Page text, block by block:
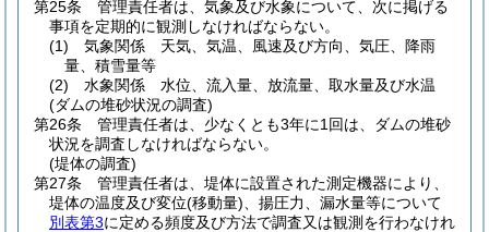
第25条
管理責任者は、気象及び水象について、次に掲げる
事項を定期的に観測しなければならない。
(1)
気象関係 天気、気温、風速及び方向、気圧、降雨
量、積雪量等
(2)
水象関係 水位、流入量、放流量、取水量及び水温
(ダムの堆砂状況の調査)
第26条
管理責任者は、少なくとも3年に1回は、ダムの堆砂
状況を調査しなければならない。
(堤体の調査)
第27条
管理責任者は、堤体に設置された測定機器により、
堤体の温度及び変位(移動量) 、揚圧力、漏水量等について
別表第3に定める頻度及び方法で調査又は観測を行わなけれ